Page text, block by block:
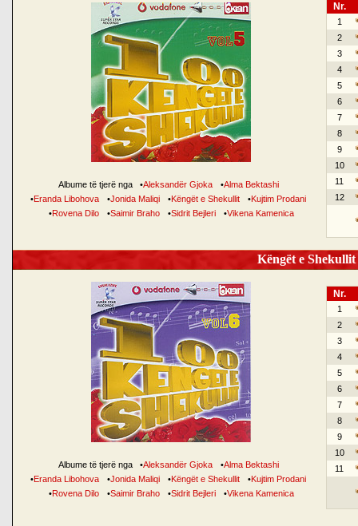
Albume të tjerë nga •Aleksandër Gjoka •Alma Bektashi
•Eranda Libohova •Jonida Maliqi •Këngët e Shekullit •Kujtim Prodani
•Rovena Dilo •Saimir Braho •Sidrit Bejleri •Vikena Kamenica
Nr.
1
2
3
4
5
6
7
8
9
10
11
12
Këngët e
Albume të tjerë nga •Aleksandër Gjoka •Alma Bektashi
•Eranda Libohova •Jonida Maliqi •Këngët e Shekullit •Kujtim Prodani
•Rovena Dilo •Saimir Braho •Sidrit Bejleri •Vikena Kamenica
Nr.
1
2
3
4
5
6
7
8
9
10
11